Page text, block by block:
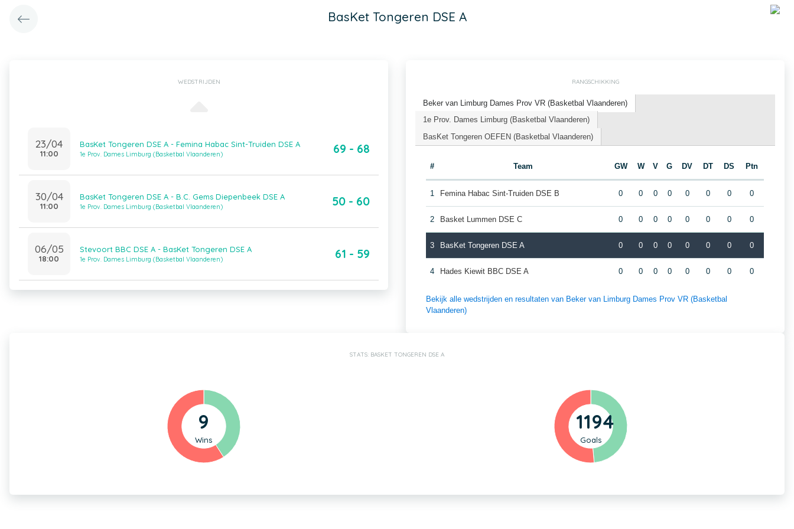
BasKet Tongeren DSE A
WEDSTRIJDEN
23/04
11:00
BasKet Tongeren DSE A - Femina Habac Sint-Truiden DSE A
1e Prov. Dames Limburg (Basketbal Vlaanderen) 69 - 68
30/04
11:00
BasKet Tongeren DSE A - B.C. Gems Diepenbeek DSE A
1e Prov. Dames Limburg (Basketbal Vlaanderen) 50 - 60
06/05
18:00
Stevoort BBC DSE A - BasKet Tongeren DSE A
1e Prov. Dames Limburg (Basketbal Vlaanderen) 61 - 59
RANGSCHIKKING
Beker van Limburg Dames Prov VR (Basketbal Vlaanderen)
1e Prov. Dames Limburg (Basketbal Vlaanderen)
BasKet Tongeren OEFEN (Basketbal Vlaanderen)
# Team GW W V G DV DT DS Ptn
1 Femina Habac Sint-Truiden DSE B 0 0 0 0 0 0 0 0
2 Basket Lummen DSE C 0 0 0 0 0 0 0 0
3 BasKet Tongeren DSE A 0 0 0 0 0 0 0 0
4 Hades Kiewit BBC DSE A 0 0 0 0 0 0 0 0
Bekijk alle wedstrijden en resultaten van Beker van Limburg Dames Prov VR (Basketbal
Vlaanderen)
STATS: BASKET TONGEREN DSE A
9
Wins
1194
Goals